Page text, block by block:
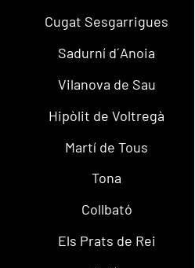
Cugat Sesgarrigues
Sadurní d´Anoia
Vilanova de Sau
Hipòlit de Voltregà
Martí de Tous
Tona
Collbató
Els Prats de Rei